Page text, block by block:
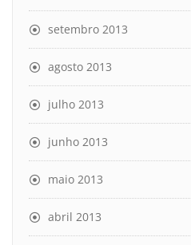
setembro 2013
agosto 2013
julho 2013
junho 2013
maio 2013
abril 2013